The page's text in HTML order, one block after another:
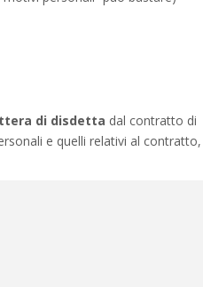
di disdetta dal contratto di
e quelli relativi al contratto,